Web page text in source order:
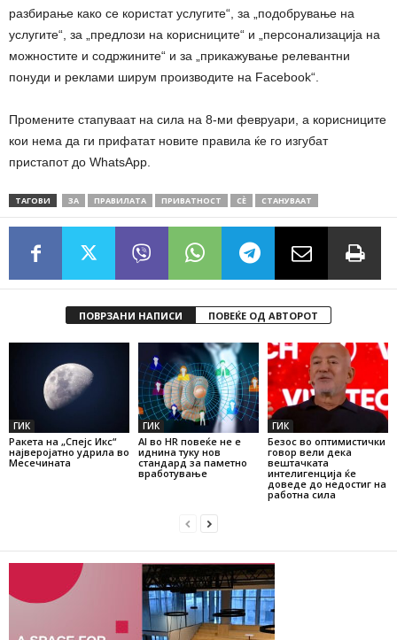
разбирање како се користат услугите“, за „подобрување на
услугите“, за „предлози на корисниците“ и „персонализација на
можностите и содржините“ и за „прикажување релевантни
понуди и реклами ширум производите на Facebook“.
Промените стапуваат на сила на 8-ми февруари, а корисниците
кои нема да ги прифатат новите правила ќе го изгубат
пристапот до WhatsApp.
ТАГОВИ ЗА ПРАВИЛАТА ПРИВАТНОСТ СÈ СТАНУВААТ
ПОВРЗАНИ НАПИСИ ПОВЕЌЕ ОД АВТОРОТ
ГИК
Ракета на „Спејс Икс“
најверојатно удрила во
Месечината
ГИК
AI во HR повеќе не е
иднина туку нов
стандард за паметно
вработување
ГИК
Безос во оптимистички
говор вели дека
вештачката
интелигенција ќе
доведе до недостиг на
работна сила